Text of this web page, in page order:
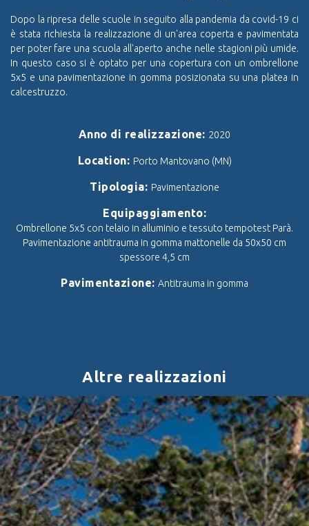
Dopo la ripresa delle scuole in seguito alla pandemia da covid-19 ci
è stata richiesta la realizzazione di un'area coperta e pavimentata
per poter fare una scuola all'aperto anche nelle stagioni più umide.
In questo caso si è optato per una copertura con un ombrellone
5x5 e una pavimentazione in gomma posizionata su una platea in
calcestruzzo.
Anno di realizzazione: 2020
Location: Porto Mantovano (MN)
Tipologia: Pavimentazione
Equipaggiamento:
Ombrellone 5x5 con telaio in alluminio e tessuto tempotest Parà.
Pavimentazione antitrauma in gomma mattonelle da 50x50 cm
spessore 4,5 cm
Pavimentazione: Antitrauma in gomma
Altre realizzazioni